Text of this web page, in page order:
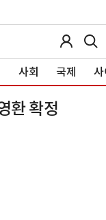
사회 국제 사
환 확정